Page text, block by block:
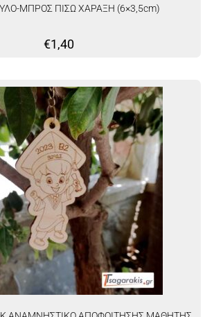
ΜΠΡΟΣ ΠΙΣΩ ΧΑΡΑΞΗ (6×3,5cm)
€1,40